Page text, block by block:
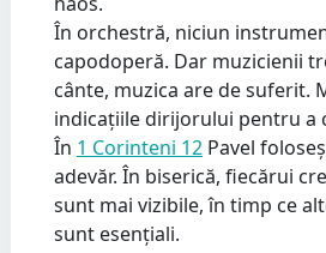
În orchestră, niciun
capodoperă. Dar muzicienii
cânte, muzica are de suferit.
indicațiile dirijorului pentru a
În 1 Corinteni 12 Pavel
adevăr. În biserică, fiecărui
sunt mai vizibile, în timp ce
sunt esențiali.